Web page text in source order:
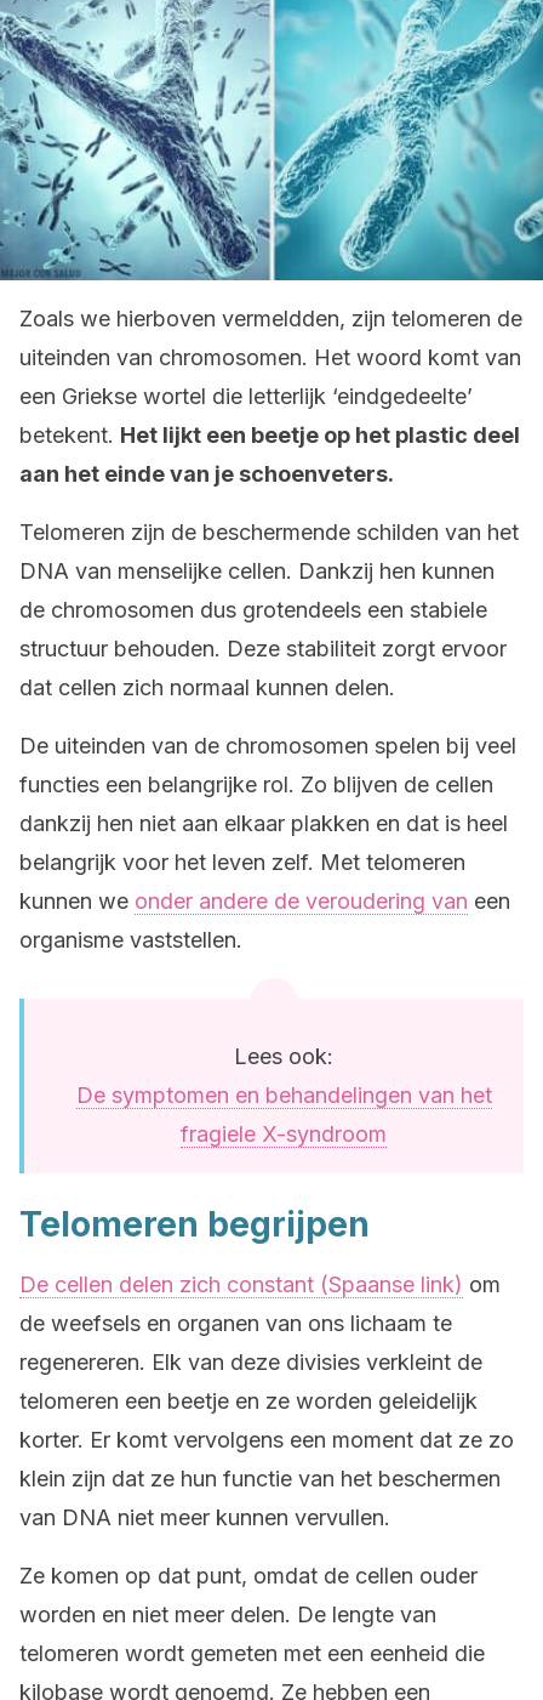
Zoals we hierboven vermeldden, zijn telomeren de
uiteinden van chromosomen. Het woord komt van
een Griekse wortel die letterlijk ‘eindgedeelte’
betekent. Het lijkt een beetje op het plastic deel
aan het einde van je schoenveters.
Telomeren zijn de beschermende schilden van het
DNA van menselijke cellen. Dankzij hen kunnen
de chromosomen dus grotendeels een stabiele
structuur behouden. Deze stabiliteit zorgt ervoor
dat cellen zich normaal kunnen delen.
De uiteinden van de chromosomen spelen bij veel
functies een belangrijke rol. Zo blijven de cellen
dankzij hen niet aan elkaar plakken en dat is heel
belangrijk voor het leven zelf. Met telomeren
kunnen we onder andere de veroudering van een
organisme vaststellen.
Lees ook:
De symptomen en behandelingen van het
fragiele X-syndroom
Telomeren begrijpen
De cellen delen zich constant (Spaanse link) om
de weefsels en organen van ons lichaam te
regenereren. Elk van deze divisies verkleint de
telomeren een beetje en ze worden geleidelijk
korter. Er komt vervolgens een moment dat ze zo
klein zijn dat ze hun functie van het beschermen
van DNA niet meer kunnen vervullen.
Ze komen op dat punt, omdat de cellen ouder
worden en niet meer delen. De lengte van
telomeren wordt gemeten met een eenheid die
kilobase wordt genoemd. Ze hebben een